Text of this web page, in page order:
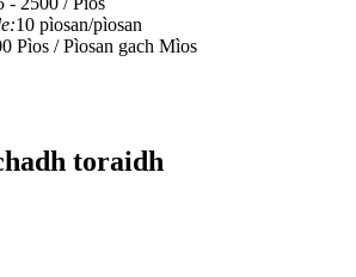
10 pìosan/pìosan
Pìos / Pìosan gach Mìos
toraidh